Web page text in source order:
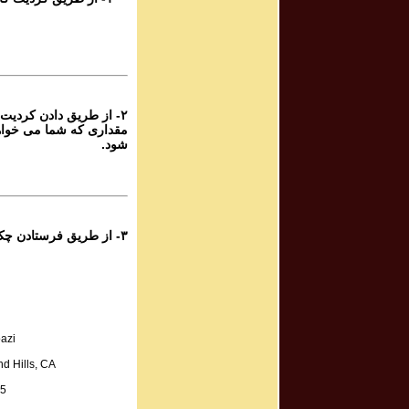
#389
#388
#387
#386
برنامه
#383
۲- از طریق دادن
مقداری که شما می
شود.
۳- از طریق فرستادن چک به آدرس زیر:
Hills, CA